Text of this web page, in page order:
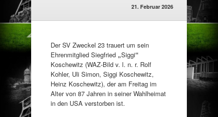
21. Februar 2026
Der SV Zweckel 23 trauert um sein
Ehrenmitglied Siegfried „Siggi“
Koschewitz (WAZ-Bild v. l. n. r. Rolf
Kohler, Uli Simon, Siggi Koschewitz,
Heinz Koschewitz), der am Freitag im
Alter von 87 Jahren in seiner Wahlheimat
in den USA verstorben ist.